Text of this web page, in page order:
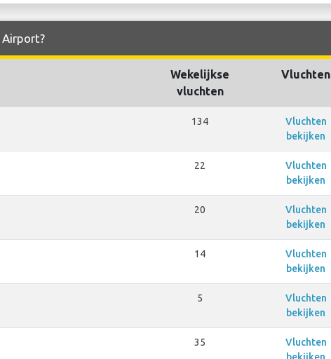
Airport?
Wekelijkse
vluchten
Vluchten
134
Vluchten
bekijken
22
Vluchten
bekijken
20
Vluchten
bekijken
14
Vluchten
bekijken
5
Vluchten
bekijken
35
Vluchten